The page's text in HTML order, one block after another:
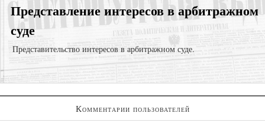
Представление интересов в арбитражном
суде
Представительство интересов в арбитражном суде.
Взысказние задолженности;
Суд по договору подряда;Комментарии пользователей